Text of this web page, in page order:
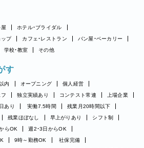
ホテル・ブライダル
ップ
カフェ・レストラン
パン屋・ベーカリー
学校・教室 その他
す
内 オープニング
個人経営
独立実績あり コンテスト常連
上場企業
あり 実働7.5時間
残業月20時間以下
残業ほぼなし 早上がりあり
シフト制
らOK
週2・3日からOK
9時～勤務OK
社保完備